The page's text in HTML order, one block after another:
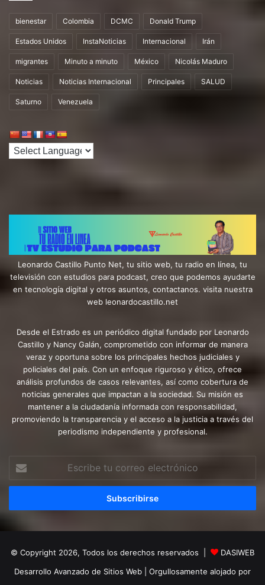
bienestar Colombia DCMC Donald Trump
Estados Unidos InstaNoticias Internacional Irán
migrantes Minuto a minuto México Nicolás Maduro
Noticias Noticias Internacional Principales SALUD
Saturno Venezuela
Leonardo Castillo Punto Net, tu sitio web, tu radio en línea, tu
televisión con estudios para podcast, creo que podemos ayudarte
en tecnología digital y otros asuntos, contactanos. visita nuestra
web leonardocastillo.net
Desde el Estrado es un periódico digital fundado por Leonardo
Castillo y Nancy Galán, comprometido con informar de manera
veraz y oportuna sobre los principales hechos judiciales y
policiales del país. Con un enfoque riguroso y ético, ofrece
análisis profundos de casos relevantes, así como cobertura de
noticias generales que impactan a la sociedad. Su misión es
mantener a la ciudadanía informada con responsabilidad,
promoviendo la transparencia y el acceso a la justicia a través del
periodismo independiente y profesional.
correo
© Copyright 2026, Todos los derechos reservados |
DASIWEB
Desarrollo Avanzado de Sitios Web | Orgullosamente alojado por